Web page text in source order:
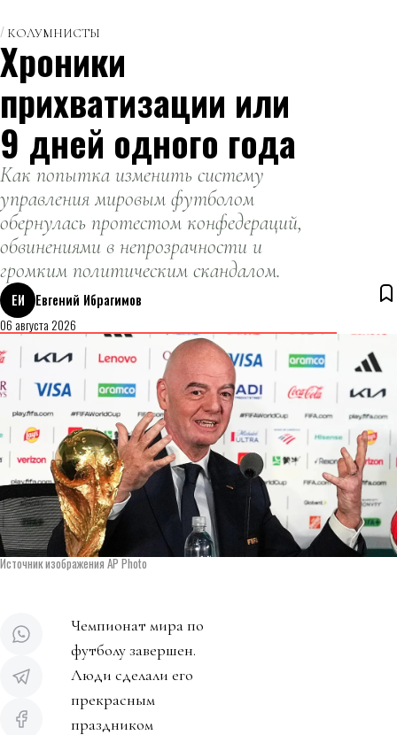
тренером
совместная
работа с
теннисисткой
завершена.
КОЛУМНИСТЫ
Хроники
прихватизации или
9 дней одного года
Как попытка изменить систему
управления мировым футболом
обернулась протестом конфедераций,
обвинениями в непрозрачности и
громким политическим скандалом.
ЕИ
Евгений Ибрагимов
06 августа 2026
Источник изображения AP Photo
Чемпионат мира по
футболу завершен.
Люди сделали его
прекрасным
праздником